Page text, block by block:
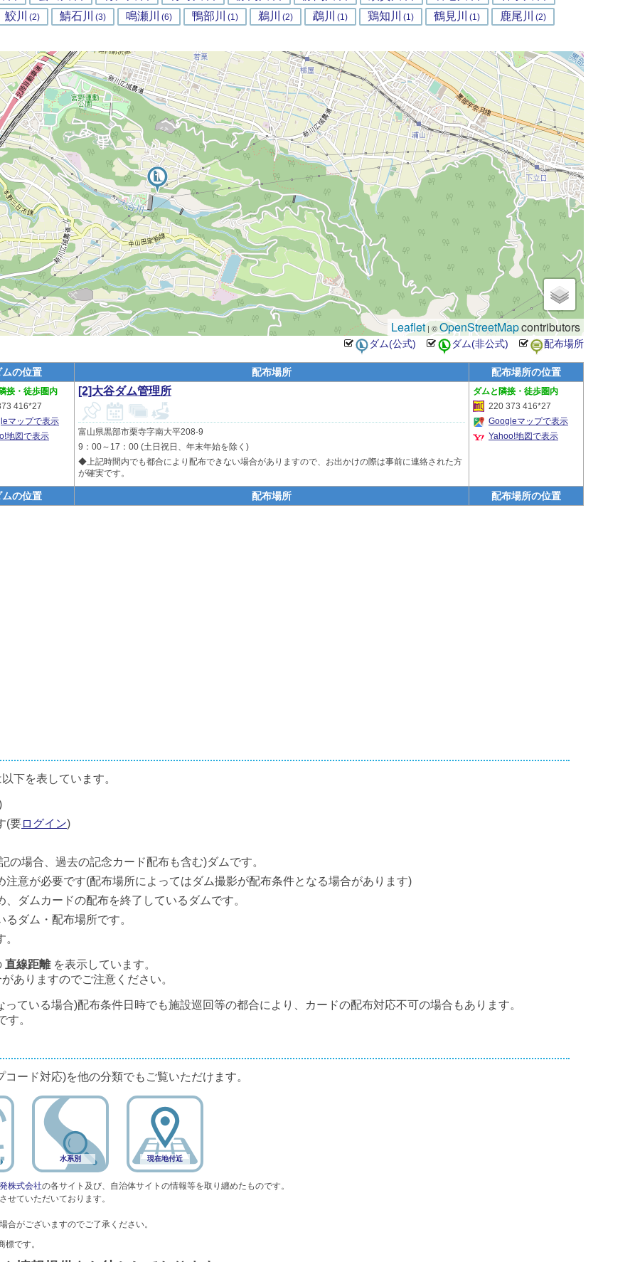
鮫川 (2) 鯖石川 (3) 鳴瀬川 (6) 鴨部川 (1) 鵜川 (2) 鵡川 (1) 鶏知川 (1) 鶴見川 (1) 鹿尾川 (2)
2
1
Leaflet| ©OpenStreetMapcontributors
ムの位置 配布場所
配布場所の位置
隣接・徒歩圏内
416*27
マップで表示
地図で表示
[2]大谷ダム管理所
富山県黒部市栗寺字南大平208-9
9：00～17：00 (土日祝日、年末年始を除く)
◆上記時間内でも都合により配布できない場合がありますので、お出かけの際は事前に連絡された方
が確実です。
隣接・徒歩圏内
220 373 416*27
Googleマップで表示
Yahoo!地図で表示
ムの位置 配布場所 配布場所の位置
下を表しています。
(要ログイン)
場合、過去の記念カード配布も含む)ダムです。
意が必要です(配布場所によってはダム撮影が配布条件となる場合があります)
ダムカードの配布を終了しているダムです。
ダム・配布場所です。
直線距離を表示しています。
ありますのでご注意ください。
ている場合)配布条件日時でも施設巡回等の都合により、カードの配布対応不可の場合もあります。
す。
ード対応)を他の分類でもご覧いただけます。
水系別 現在地付近
株式会社の各サイト及び、自治体サイトの情報等を取り纏めたものです。
せていただいております。
がございますのでご了承ください。
です。